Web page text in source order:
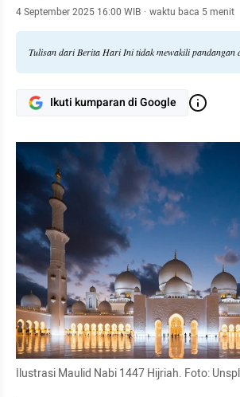
4 September 2025 16:00 WIB · waktu baca 5 menit
Tulisan dari Berita Hari Ini tidak mewakili pandangan
Ikuti kumparan di Google
Ilustrasi Maulid Nabi 1447 Hijriah. Foto: